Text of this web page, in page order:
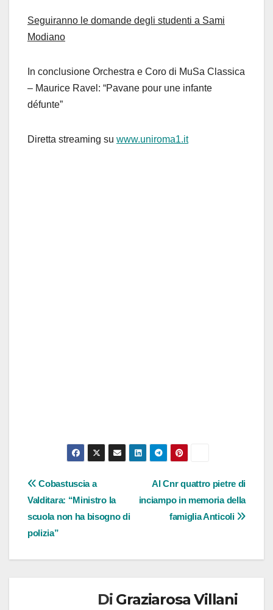
Seguiranno le domande degli studenti a Sami
Modiano
In conclusione Orchestra e Coro di MuSa Classica
– Maurice Ravel: “Pavane pour une infante
défunte”
Diretta streaming su www.uniroma1.it
Navigazione
articoli
Al Cnr quattro pietre di
inciampo in memoria della
famiglia Anticoli
Cobastuscia a
Valditara: “Ministro la
scuola non ha bisogno di
polizia”
Di Graziarosa Villani